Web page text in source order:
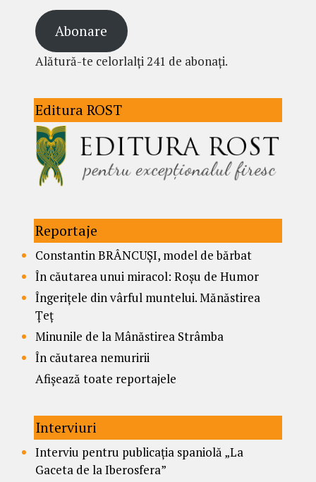
Abonare
Alătură-te celorlalți 241 de abonați.
Editura ROST
Reportaje
Constantin BRÂNCUȘI, model de bărbat
În căutarea unui miracol: Roșu de Humor
Îngerițele din vârful muntelui. Mănăstirea
Țeț
Minunile de la Mânăstirea Strâmba
În căutarea nemuririi
Afișează toate reportajele
Interviuri
Interviu pentru publicația spaniolă „La
Gaceta de la Iberosfera”